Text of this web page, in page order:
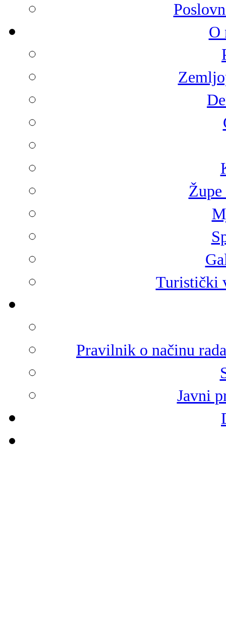
O
Turistički
Pravilnik o načinu
Javni